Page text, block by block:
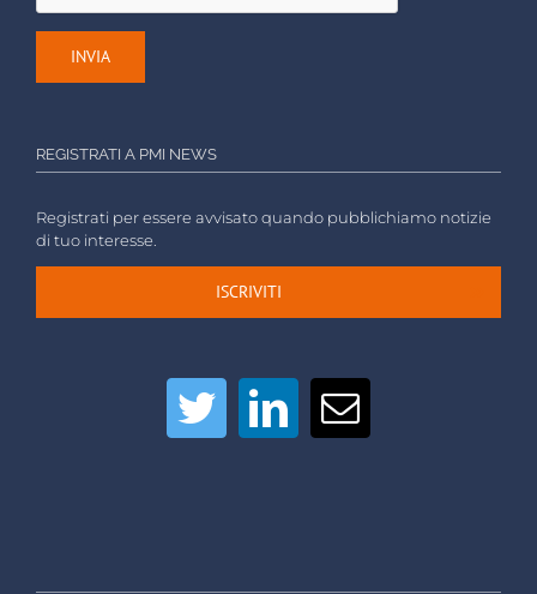
REGISTRATI A PMI NEWS
Registrati per essere avvisato quando pubblichiamo notizie
di tuo interesse.
ISCRIVITI